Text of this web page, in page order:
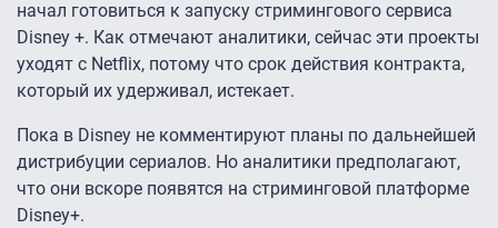
начал готовиться к запуску стримингового сервиса
Disney +. Как отмечают аналитики, сейчас эти проекты
уходят с Netflix, потому что срок действия контракта,
который их удерживал, истекает.
Пока в Disney не комментируют планы по дальнейшей
дистрибуции сериалов. Но аналитики предполагают,
что они вскоре появятся на стриминговой платформе
Disney+.